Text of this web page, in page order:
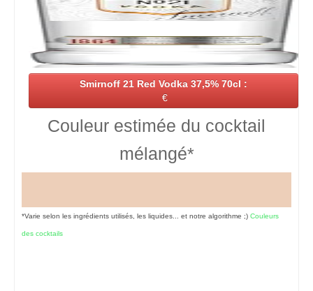
Smirnoff 21 Red Vodka 37,5% 70cl :
€
Couleur estimée du cocktail
mélangé*
*Varie selon les ingrédients utilisés, les liquides... et notre algorithme ;) Couleurs
des cocktails